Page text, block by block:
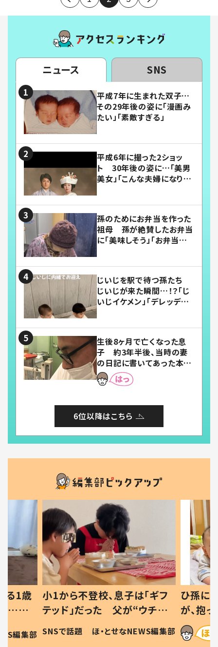
ニュース SNS
平成7年に生まれた双子…
その29年後の姿に「漫画み
たい」「素敵すぎる」
平成6年に撮った2ショッ
ト 30年後の姿に…「美男
美女」「こんな夫婦になりた
孫のためにお弁当を作った
祖母 孫が絶賛したお弁当
に「美味しそう」「お弁当すご
じいじを駅で待つ孫たち
じいじが来た瞬間…！？「じ
いじイケメン」「デレッデレ」
生後8ヶ月で亡くなった息
子 約3年半後、当時の妻
の日記に書いてあった本音
とは
6位以降はこちら
る1歳
…母
現行
編集部
小1から不登校、息子は「ギフ
テッド」だった 父が“ウチ給
食”を作り続ける理由とは #令
和の親 #令和の子
SNSで話題 ほ・とせなNEWS編集部
ひ孫に
が、抱
に「涙
方ない」